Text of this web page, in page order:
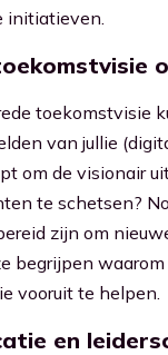
initiatieven.
toekomstvisie
van jullie
om de visionair
te schetsen?
zijn om
begrijpen
vooruit te helpen.
en